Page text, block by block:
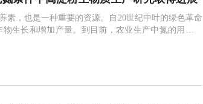
素，也是一种重要的资源。自20世纪中叶的绿色革命
生长和增加产量。到目前，农业生产中氮的用量已
不仅增加了作物生产的成本投入，也直接导致了水